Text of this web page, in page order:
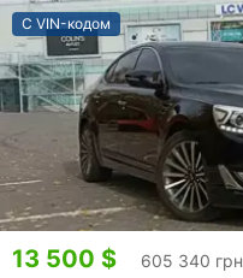
С VIN-кодом
13 500 $ 605 340 грн